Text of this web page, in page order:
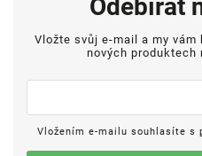
Odebírat
Vložte svůj e-mail a my
nových produktech
Vložením e-mailu souhlasíte s